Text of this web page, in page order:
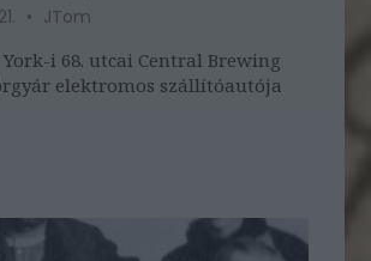
JTom
York-i 68. utcai Central Brewing
elektromos szállítóautója